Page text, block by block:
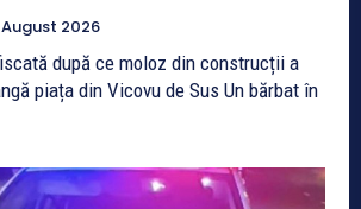
2026
după ce moloz din construcții a
din Vicovu de Sus Un bărbat în